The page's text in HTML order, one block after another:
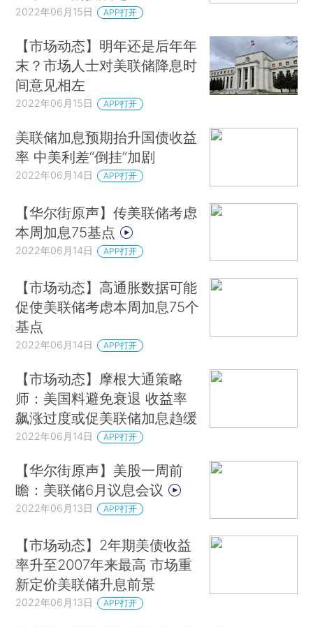
2022年06月15日 APP打开
【市场动态】明年还是后年年
末？市场人士对美联储降息时
间意见相左
2022年06月15日 APP打开
美联储加息预期抬升国债收益
率 中美利差“倒挂”加剧
2022年06月14日 APP打开
【华尔街原声】传美联储考虑
本周加息75基点
2022年06月14日 APP打开
【市场动态】高通胀数据可能
促使美联储考虑本周加息75个
基点
2022年06月14日 APP打开
【市场动态】摩根大通策略
师：美国料避免衰退 收益率
飙涨过度或促美联储加息趋缓
2022年06月14日 APP打开
【华尔街原声】美股一周前
瞻：美联储6月议息会议
2022年06月13日 APP打开
【市场动态】2年期美债收益
率升至2007年来最高 市场重
新定价美联储升息前景
2022年06月13日 APP打开